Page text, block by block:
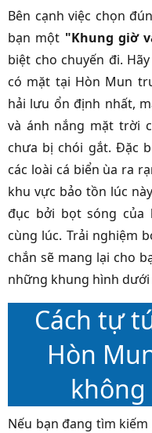
Bên cạnh việc chọn
bạn một "Khung giờ
biệt cho chuyến đi.
có mặt tại Hòn Mun
hải lưu ổn định nhất,
và ánh nắng mặt trời
chưa bị chói gắt. Đặc
các loài cá biển ùa ra
khu vực bảo tồn lúc
đục bởi bọt sóng của
cùng lúc. Trải nghiệm
chắn sẽ mang lại cho
những khung hình
Cách tự
Hòn
không
Nếu bạn đang tìm